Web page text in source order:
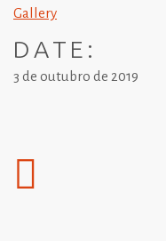
Gallery
DATE:
3 de outubro de 2019